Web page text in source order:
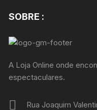
SOBRE :
A Loja Online onde
espectaculares.
Rua Joaquim